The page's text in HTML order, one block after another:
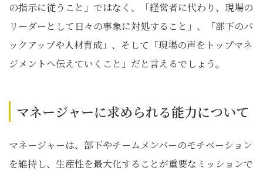
の指示に従うこと」ではなく、「経営者に代わり、現場の
リーダーとして日々の事象に対処すること」、「部下のバ
ックアップや人材育成」、そして「現場の声をトップマネ
ジメントへ伝えていくこと」だと言えるでしょう。
マネージャーに求められる能力について
マネージャーは、部下やチームメンバーのモチベーション
を維持し、生産性を最大化することが重要なミッションで